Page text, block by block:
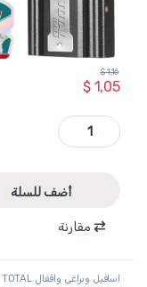
$1,05
$1,16
TLK31321 - قفل سطل حديد 32مم جوزة نحاس وزن 95 غرام نوع TOTAL quantity
أضف للسلة
مقارنة
اسافيل وبراغي واقفال TOTAL